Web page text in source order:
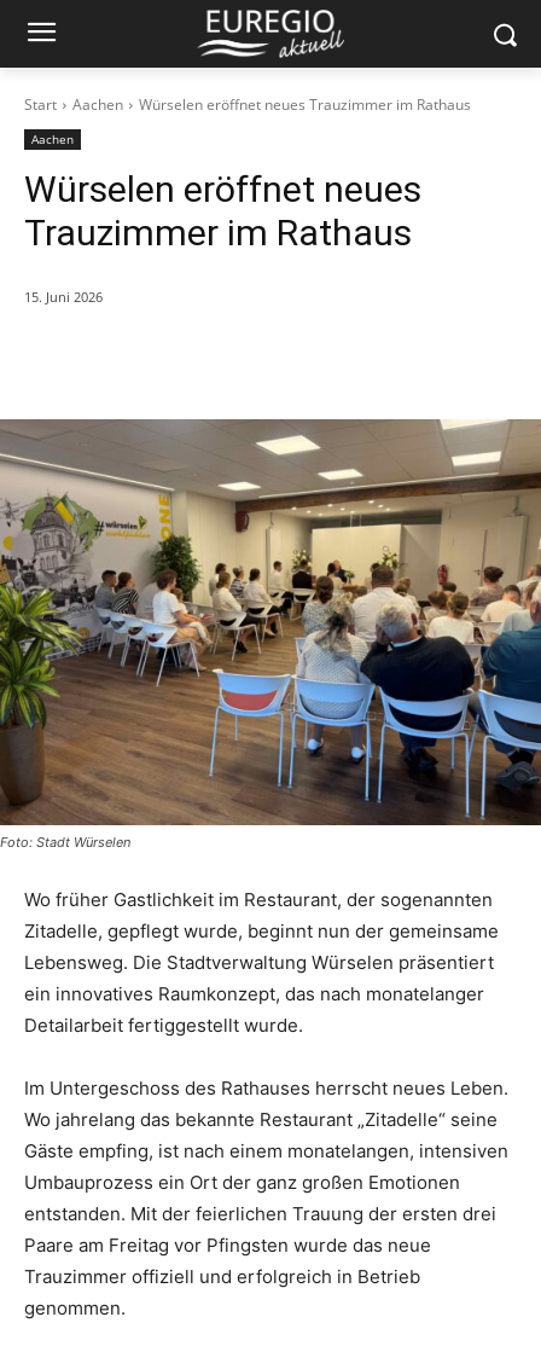
Start Aachen Würselen eröffnet neues Trauzimmer im Rathaus
Aachen
Würselen eröffnet neues
Trauzimmer im Rathaus
15. Juni 2026
Foto: Stadt Würselen
Wo früher Gastlichkeit im Restaurant, der sogenannten
Zitadelle, gepflegt wurde, beginnt nun der gemeinsame
Lebensweg. Die Stadtverwaltung Würselen präsentiert
ein innovatives Raumkonzept, das nach monatelanger
Detailarbeit fertiggestellt wurde.
Im Untergeschoss des Rathauses herrscht neues Leben.
Wo jahrelang das bekannte Restaurant „Zitadelle“ seine
Gäste empfing, ist nach einem monatelangen, intensiven
Umbauprozess ein Ort der ganz großen Emotionen
entstanden. Mit der feierlichen Trauung der ersten drei
Paare am Freitag vor Pfingsten wurde das neue
Trauzimmer offiziell und erfolgreich in Betrieb
genommen.